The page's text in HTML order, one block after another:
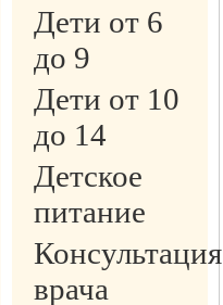
Дети от 6
до 9
Дети от 10
до 14
Детское
питание
Консультация
врача